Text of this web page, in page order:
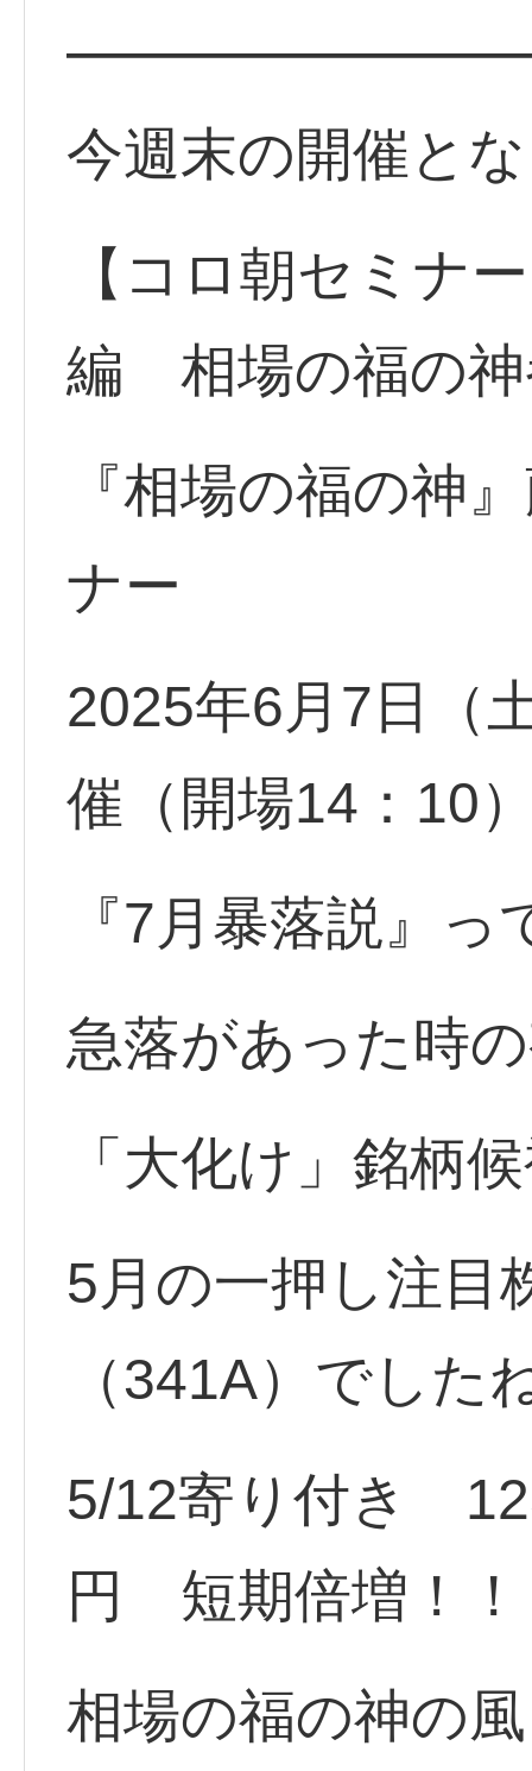
今週末の開催と
【コロ朝セミナ
編 相場の福の神
『相場の福の神
ナー
2025年6月7日（
催（開場14：10
『7月暴落説』っ
急落があった時
「大化け」銘柄
5月の一押し注目
（341A）でした
5/12寄り付き
円 短期倍増！！
相場の福の神の